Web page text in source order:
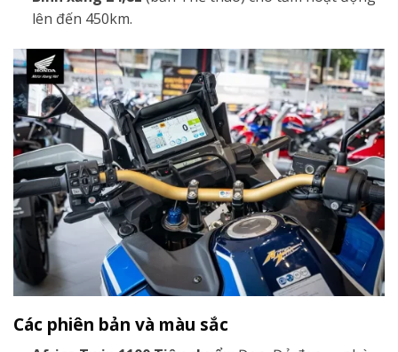
lên đến 450km.
Các phiên bản và màu sắc